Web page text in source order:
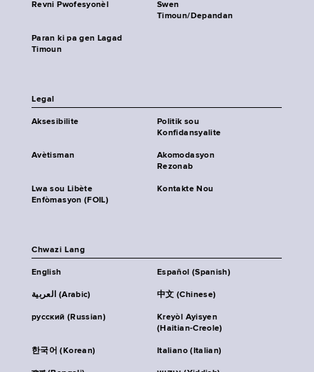
Revni Pwofesyonèl
Swen
Timoun/Depandan
Paran ki pa gen Lagad
Timoun
Legal
Aksesibilite
Politik sou
Konfidansyalite
Avètisman
Akomodasyon
Rezonab
Lwa sou Libète
Enfòmasyon (FOIL)
Kontakte Nou
Chwazi Lang
English Español (Spanish)
العربية (Arabic) 中文 (Chinese)
русский (Russian)
Kreyòl Ayisyen
(Haitian-Creole)
한국어 (Korean) Italiano (Italian)